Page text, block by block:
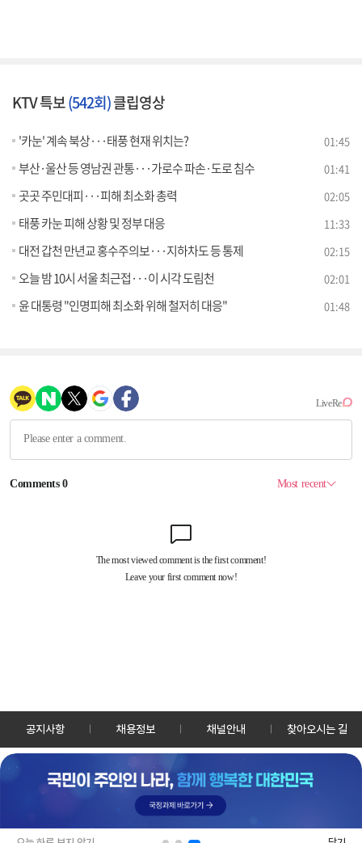
KTV 특보(542회)클립영상
'카눈' 계속 북상···태풍 현재 위치는? 01:45
부산·울산 등 영남권 관통···가로수 파손·도로 침수 01:41
곳곳 주민대피···피해 최소화 총력 02:05
태풍 카눈 피해 상황 및 정부 대응 11:33
대전 갑천 만년교 홍수주의보···지하차도 등 통제 02:15
오늘 밤 10시 서울 최근접···이 시각 도림천 02:01
윤 대통령 "인명피해 최소화 위해 철저히 대응" 01:48
공지사항 채용정보 채널안내 찾아오시는 길
30128 세종특별자치시 정부2청사로 13 한국정책방송원 KTV
TEL: 044-204-8000
Copyrightⓒ KTV 국민방송 All Rights Reserved.